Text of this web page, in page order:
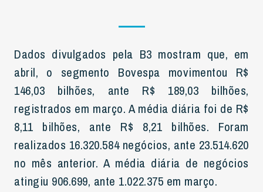
Dados divulgados pela B3 mostram que, em
abril, o segmento Bovespa movimentou R$
146,03 bilhões, ante R$ 189,03 bilhões,
registrados em março. A média diária foi de R$
8,11 bilhões, ante R$ 8,21 bilhões. Foram
realizados 16.320.584 negócios, ante 23.514.620
no mês anterior. A média diária de negócios
atingiu 906.699, ante 1.022.375 em março.